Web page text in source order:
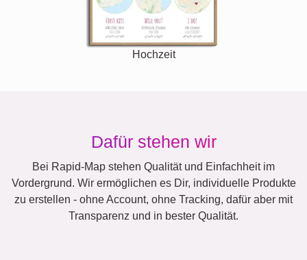
Hochzeit
Dafür stehen wir
Bei Rapid-Map stehen Qualität und Einfachheit im
Vordergrund. Wir ermöglichen es Dir, individuelle Produkte
zu erstellen - ohne Account, ohne Tracking, dafür aber mit
Transparenz und in bester Qualität.